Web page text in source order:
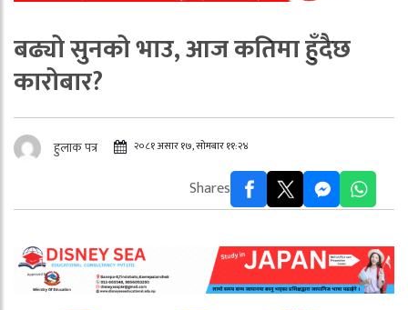
बढ्यो सुनको भाउ, आज कतिमा हुँदैछ
कारोबार?
हुलाक पत्र २०८१ असार १७, सोमबार ११:२४
Shares